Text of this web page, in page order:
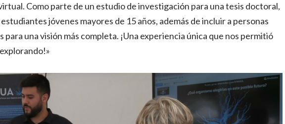
Como parte de un estudio de investigación para una tesis doctoral,
jóvenes mayores de 15 años, además de incluir a personas
una visión más completa. ¡Una experiencia única que nos permitió